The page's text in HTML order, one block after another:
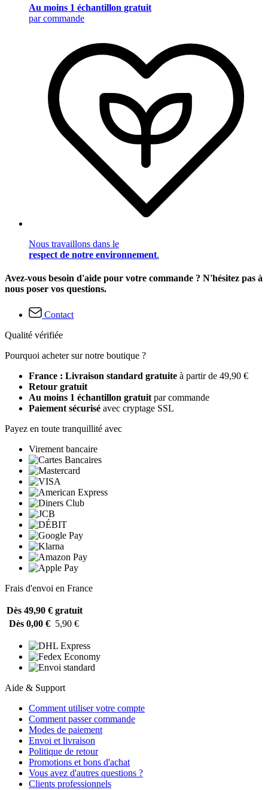
Au moins 1 échantillon gratuit
par commande
Nous travaillons dans le
respect de notre environnement.
Avez-vous besoin d'aide pour votre commande ? N'hésitez pas à
nous poser vos questions.
Contact
Qualité vérifiée
Pourquoi acheter sur notre boutique ?
France : Livraison standard gratuite à partir de 49,90 €
Retour gratuit
Au moins 1 échantillon gratuit par commande
Paiement sécurisé avec cryptage SSL
Payez en toute tranquillité avec
Virement bancaire
Frais d'envoi en France
Dès 49,90 € gratuit
Dès 0,00 € 5,90 €
Aide & Support
Comment utiliser votre compte
Comment passer commande
Modes de paiement
Envoi et livraison
Politique de retour
Promotions et bons d'achat
Vous avez d'autres questions ?
Clients professionnels